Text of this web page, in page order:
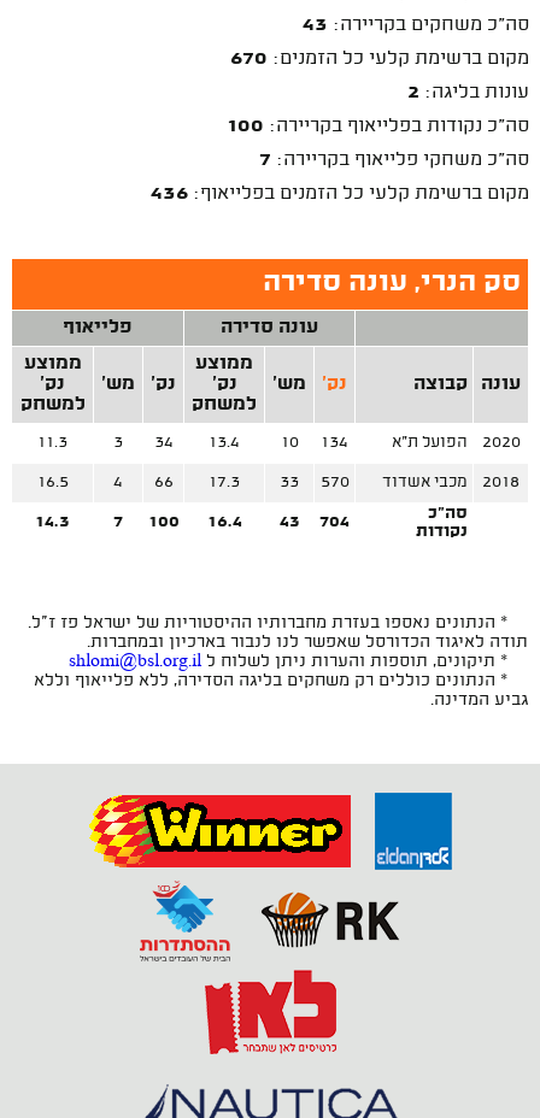
סה"כ משחקים בקריירה: 43
מקום ברשימת קלעי כל הזמנים: 670
עונות בליגה: 2
סה"כ נקודות בפלייאוף בקריירה: 100
סה"כ משחקי פלייאוף בקריירה: 7
מקום ברשימת קלעי כל הזמנים בפלייאוף: 436
סק הנרי, עונה סדירה
עונה סדירה פלייאוף
עונה קבוצה נק' מש'
ממוצע
נק'
למשחק
נק' מש'
ממוצע
נק'
למשחק
2020 הפועל ת"א 134
10
13.4
34
3
11.3
2018 מכבי אשדוד 570
33
17.3
66
4
16.5
סה"כ
נקודות
704
43
16.4
100
7
14.3
* הנתונים נאספו בעזרת מחברותיו ההיסטוריות של ישראל פז ז"ל.
תודה לאיגוד הכדורסל שאפשר לנו לנבור בארכיון ובמחברות.
* תיקונים, תוספות והערות ניתן לשלוח ל shlomi@bsl.org.il
* הנתונים כוללים רק משחקים בליגה הסדירה, ללא פלייאוף וללא
גביע המדינה.